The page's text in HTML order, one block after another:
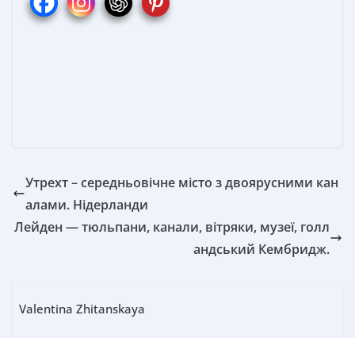
o st n
Утрехт – середньовічне місто з двоярусними кан
алами. Нідерланди
Лейден — тюльпани, канали, вітряки, музеї, голл
андський Кембридж.
Valentina Zhitanskaya